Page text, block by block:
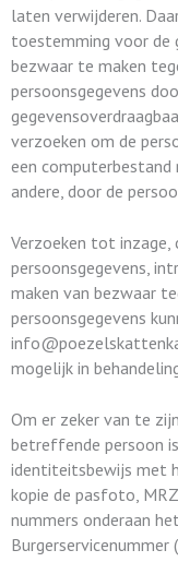
laten verwijderen.
toestemming voor de
bezwaar te maken
persoonsgegevens
verzoeken om de
een
andere, door de
Verzoeken tot inzage,
persoonsgegevens,
maken van bezwaar
persoonsgegevens
mogelijk in
Om er zeker van te
betreffende persoon
identiteitsbewijs met
kopie de pasfoto,
nummers onderaan